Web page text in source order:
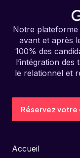
Notre plateforme
avant et après
100% des
l’intégration
le relationnel et
Réservez votre
Accueil